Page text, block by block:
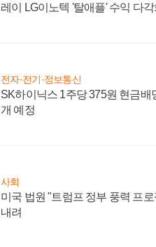
레이 LG이노텍 '탈애플' 수익 다
전자·전기·정보통신
SK하이닉스 1주당 375원 현금배
개 예정
사회
미국 법원 "트럼프 정부 풍력 프
내려